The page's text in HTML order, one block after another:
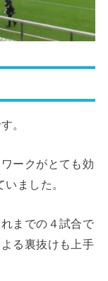
。
ークがとても効
ました。
までの４試合で
る裏抜けも上手